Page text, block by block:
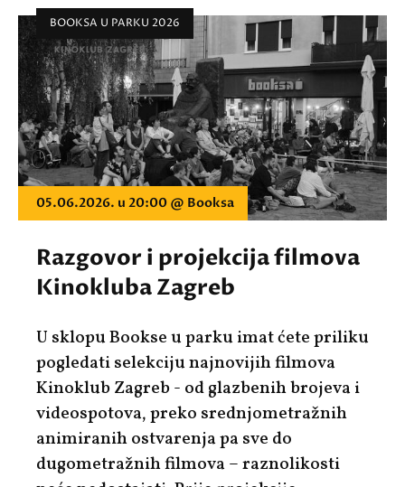
BOOKSA U PARKU 2026
05.06.2026. u 20:00 @ Booksa
Razgovor i projekcija filmova
Kinokluba Zagreb
U sklopu Bookse u parku imat ćete priliku
pogledati selekciju najnovijih filmova
Kinoklub Zagreb - od glazbenih brojeva i
videospotova, preko srednjometražnih
animiranih ostvarenja pa sve do
dugometražnih filmova – raznolikosti